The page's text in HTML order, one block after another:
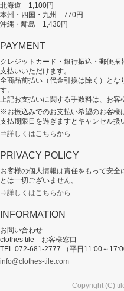
北海道 1,100円
本州・四国・九州 770円
沖縄・離島 1,430円
PAYMENT
クレジットカード・銀行振込・郵便
支払いいただけます。
全商品前払い（代金引換は除く）とな
す。
上記お支払いに関する手数料は、お客
※お振込みでのお支払い希望のお客様
支払期限日を過ぎますとキャンセル扱
⇒詳しくはこちらから
PRIVACY POLICY
お客様の個人情報は責任をもって安
とは一切ございません。
⇒詳しくはこちらから
INFORMATION
お問い合わせ
clothes tile お客様窓口
TEL 072-681-2777 （平日11:00～
info@clothes-tile.com
Copyright (C)